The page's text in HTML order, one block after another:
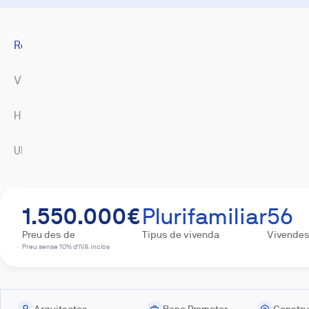
Resum
Vivendes
Hipoteca
Ubicació
1.550.000€
Preu des de
Preu sense 10% d'IVA inclòs
Plurifamiliar
Tipus de vivenda
56
Vivendes
Imatges